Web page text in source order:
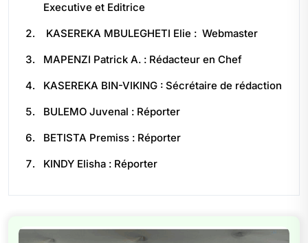
Executive et Editrice
KASEREKA MBULEGHETI Elie : Webmaster
MAPENZI Patrick A. : Rédacteur en Chef
KASEREKA BIN-VIKING : Sécrétaire de rédaction
BULEMO Juvenal : Réporter
BETISTA Premiss : Réporter
KINDY Elisha : Réporter